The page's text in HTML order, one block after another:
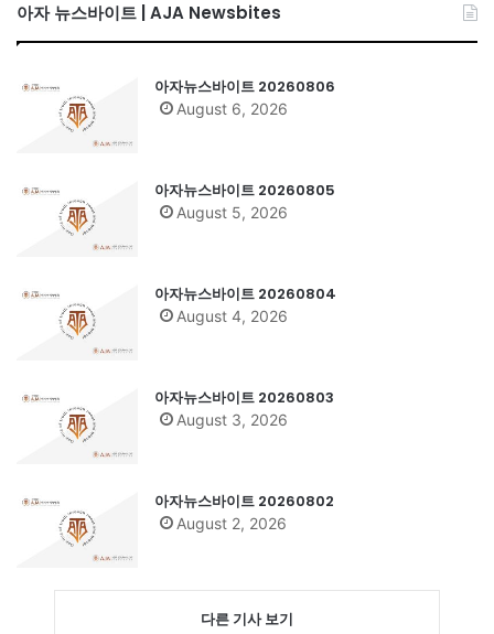
아자 뉴스바이트 | AJA Newsbites
아자뉴스바이트 20260806
August 6, 2026
아자뉴스바이트 20260805
August 5, 2026
아자뉴스바이트 20260804
August 4, 2026
아자뉴스바이트 20260803
August 3, 2026
아자뉴스바이트 20260802
August 2, 2026
다른 기사 보기